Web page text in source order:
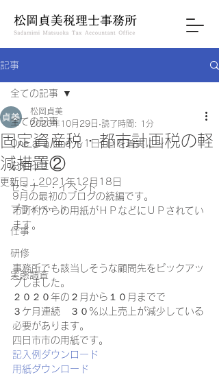
記事
全ての記事
One at a time ～1日1日を着実に～
お知らせ
セミナー・イベント
プライベート
仕事
研修
実態調査
全ての記事
固定資産税・都市計画税の軽
減措置②
松岡貞美
2020年10月29日 読了時間: 1分
更新日： 2021年12月18日
9月の最初のブログの続編です。
市町村からの用紙がＨＰなどにＵＰされてい
ます。
事務所でも該当しそうな顧問先をピックアッ
プしました。
２０２０年の２月から１０月までで
３ケ月連続　３０％以上売上が減少している
必要があります。
四日市市の用紙です。
記入例 ダウンロード
用紙ダウンロード